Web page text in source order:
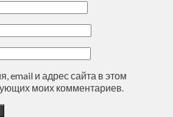
email и адрес сайта в этом
моих комментариев.